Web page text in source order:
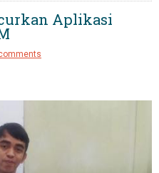
Aplikasi